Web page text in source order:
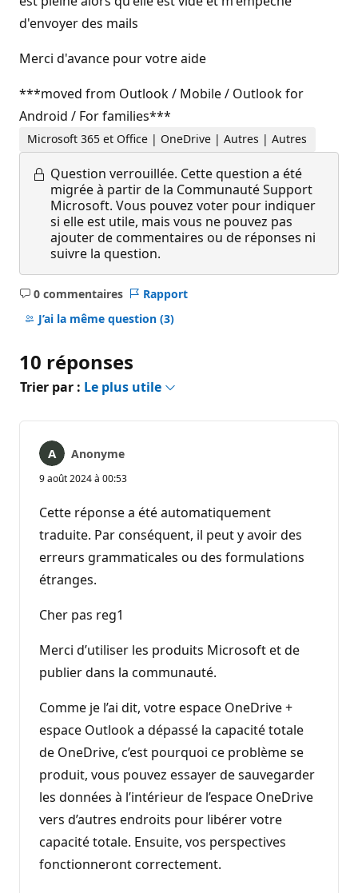
d'envoyer des mails
Merci d'avance pour votre aide
***moved from Outlook / Mobile / Outlook for
Android / For families***
Microsoft 365 et Office | OneDrive | Autres | Autres
Question verrouillée. Cette question a été
migrée à partir de la Communauté Support
Microsoft. Vous pouvez voter pour indiquer
si elle est utile, mais vous ne pouvez pas
ajouter de commentaires ou de réponses ni
suivre la question.
0 commentaires
Aucun
commentaire
Rapport
J’ai la même question (3)
10 réponses
Trier par : Le plus utile
Anonyme
9 août 2024 à 00:53
Cette réponse a été automatiquement
traduite. Par conséquent, il peut y avoir des
erreurs grammaticales ou des formulations
étranges.
Cher pas reg1
Merci d’utiliser les produits Microsoft et de
publier dans la communauté.
Comme je l’ai dit, votre espace OneDrive +
espace Outlook a dépassé la capacité totale
de OneDrive, c’est pourquoi ce problème se
produit, vous pouvez essayer de sauvegarder
les données à l’intérieur de l’espace OneDrive
vers d’autres endroits pour libérer votre
capacité totale. Ensuite, vos perspectives
fonctionneront correctement.